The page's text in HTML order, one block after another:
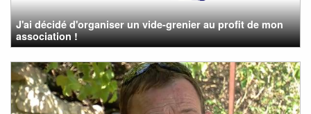
J'ai décidé d'organiser un vide-grenier au profit de mon
association !